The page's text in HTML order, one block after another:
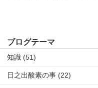
ブログテーマ
知識 (51)
日之出酸素の事 (22)